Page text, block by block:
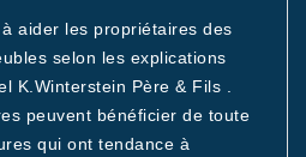
aider les propriétaires des
selon les explications
K.Winterstein Père & Fils .
peuvent bénéficier de toute
qui ont tendance à